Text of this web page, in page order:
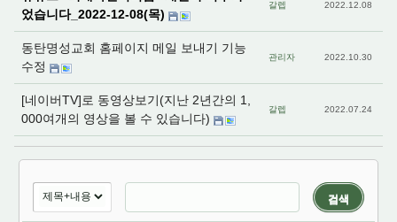
었습니다_2022-12-08(목)
갈렙 2022.12.08
동탄명성교회 홈페이지 메일 보내기 기능
수정
관리자 2022.10.30
[네이버TV]로 동영상보기(지난 2년간의 1,
000여개의 영상을 볼 수 있습니다)
갈렙 2022.07.24
검색